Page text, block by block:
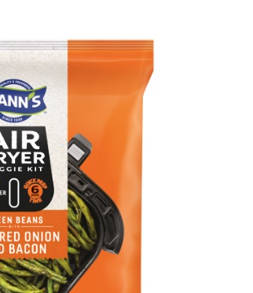
WEBINAR